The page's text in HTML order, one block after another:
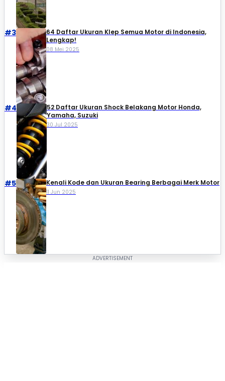
#3
64 Daftar Ukuran Klep Semua Motor di Indonesia,
Lengkap!
08 Mei 2025
#4
52 Daftar Ukuran Shock Belakang Motor Honda,
Yamaha, Suzuki​
30 Jul 2025
#5 Kenali Kode dan Ukuran Bearing Berbagai Merk Motor
11 Jun 2025